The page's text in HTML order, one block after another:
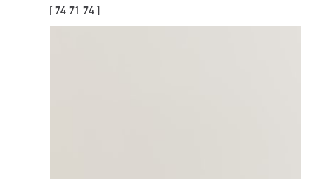
[ 74 71 74 ]